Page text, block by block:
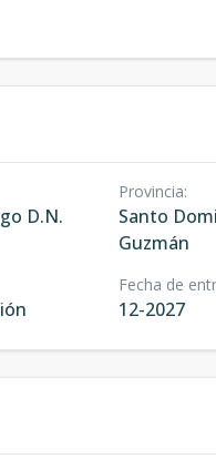
D.N.
Provincia:
Santo
Guzmán
Fecha de
12-2027